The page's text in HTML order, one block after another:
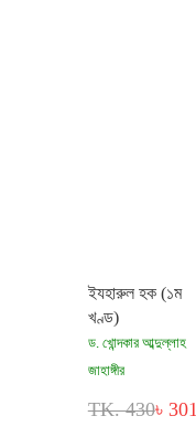
ইযহারুল হক (১ম
খণ্ড)
ড. খোন্দকার আব্দুল্লাহ
জাহাঙ্গীর
TK. 430৳ 301